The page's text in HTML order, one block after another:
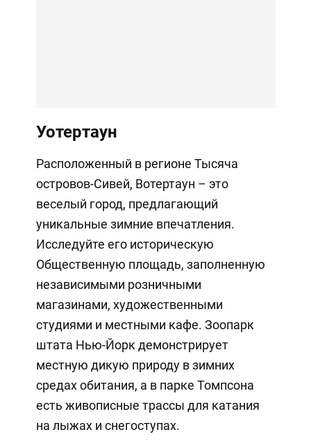
Уотертаун
Расположенный в регионе Тысяча
островов-Сивей, Вотертаун – это
веселый город, предлагающий
уникальные зимние впечатления.
Исследуйте его историческую
Общественную площадь, заполненную
независимыми розничными
магазинами, художественными
студиями и местными кафе. Зоопарк
штата Нью-Йорк демонстрирует
местную дикую природу в зимних
средах обитания, а в парке Томпсона
есть живописные трассы для катания
на лыжах и снегоступах.